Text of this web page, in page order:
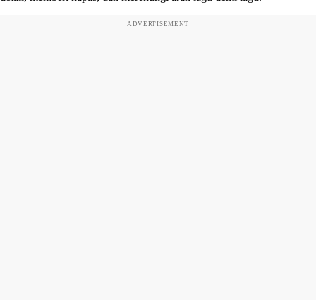
ADVERTISEMENT